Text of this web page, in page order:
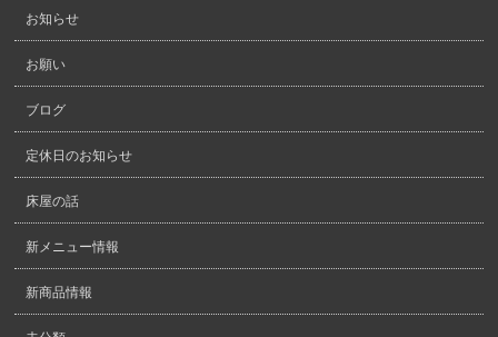
お知らせ
お願い
ブログ
定休日のお知らせ
床屋の話
新メニュー情報
新商品情報